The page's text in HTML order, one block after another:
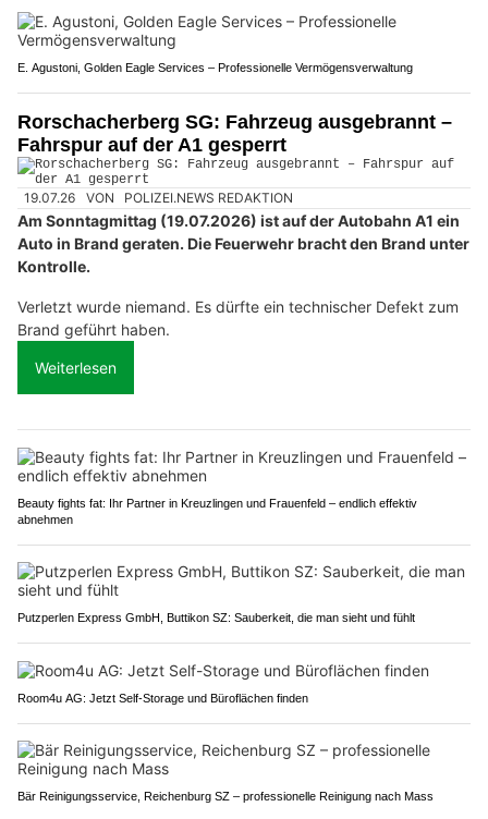
E. Agustoni, Golden Eagle Services – Professionelle Vermögensverwaltung
Rorschacherberg SG: Fahrzeug ausgebrannt –
Fahrspur auf der A1 gesperrt
19.07.26 VON POLIZEI.NEWS REDAKTION
Am Sonntagmittag (19.07.2026) ist auf der Autobahn A1 ein
Auto in Brand geraten. Die Feuerwehr bracht den Brand unter
Kontrolle.
Verletzt wurde niemand. Es dürfte ein technischer Defekt zum
Brand geführt haben.
Weiterlesen
Beauty fights fat: Ihr Partner in Kreuzlingen und Frauenfeld – endlich effektiv
abnehmen
Putzperlen Express GmbH, Buttikon SZ: Sauberkeit, die man sieht und fühlt
Room4u AG: Jetzt Self-Storage und Büroflächen finden
Bär Reinigungsservice, Reichenburg SZ – professionelle Reinigung nach Mass